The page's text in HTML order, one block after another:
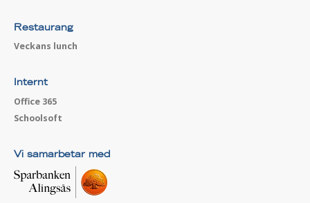
Restaurang
Veckans lunch
Internt
Office 365
Schoolsoft
Vi samarbetar med